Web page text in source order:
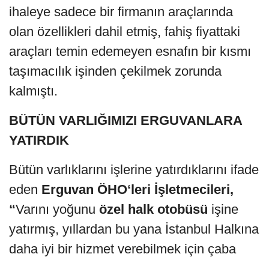
ihaleye sadece bir firmanın araçlarında
olan özellikleri dahil etmiş, fahiş fiyattaki
araçları temin edemeyen esnafın bir kısmı
taşımacılık işinden çekilmek zorunda
kalmıştı.
BÜTÜN VARLIĞIMIZI ERGUVANLARA
YATIRDIK
Bütün varlıklarını işlerine yatırdıklarını ifade
eden Erguvan ÖHO‘leri İşletmecileri,
“Varını yoğunu özel halk otobüsü işine
yatırmış, yıllardan bu yana İstanbul Halkına
daha iyi bir hizmet verebilmek için çaba